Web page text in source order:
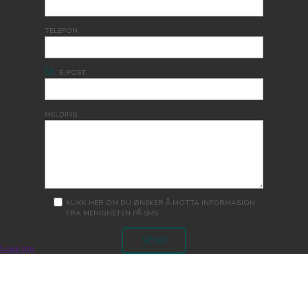
TELEFON
E-POST
MELDING
KLIKK HER OM DU ØNSKER Å MOTTA INFORMASJON
FRA MENIGHETEN PÅ SMS
Logg inn